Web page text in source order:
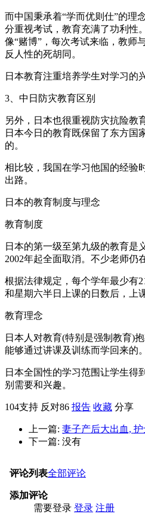
而中国秉承着“学而优则仕”的
分重视考试，教育充满了功利性
像“赌博”，每次考试来临，教师
反人性的死胡同。
日本教育注重培养学生对学习的
3、中日防灾教育区别
另外，日本也很重视防灾抗险教
日本今日的教育既保留了东方国
的。
相比较，我国在学习他国的经验
出路。
日本的教育制度与理念
教育制度
日本的第一级至第九级的教育是
2002年起全面取消。不少老师仍
根据法律规定，每个学年最少有
和星期六半日上课的日数后，上
教育理念
日本人对教育(特别是强制教育)
能够通过讲课及训练而学回来的
日本全国性的学习范围让学生得
别需要和兴趣。
104支持 反对86 报告 收藏 分享
上一篇: 妻子产后大出血,
下一篇: 没有